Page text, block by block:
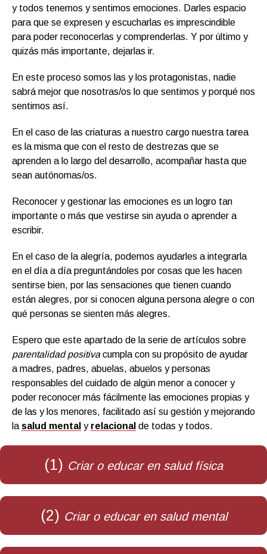
y todos tenemos y sentimos emociones. Darles espacio
para que se expresen y escucharlas es imprescindible
para poder reconocerlas y comprenderlas. Y por último y
quizás más importante, dejarlas ir.
En este proceso somos las y los protagonistas, nadie
sabrá mejor que nosotras/os lo que sentimos y porqué nos
sentimos así.
En el caso de las criaturas a nuestro cargo nuestra tarea
es la misma que con el resto de destrezas que se
aprenden a lo largo del desarrollo, acompañar hasta que
sean autónomas/os.
Reconocer y gestionar las emociones es un logro tan
importante o más que vestirse sin ayuda o aprender a
escribir.
En el caso de la alegría, podemos ayudarles a integrarla
en el día a día preguntándoles por cosas que les hacen
sentirse bien, por las sensaciones que tienen cuando
están alegres, por si conocen alguna persona alegre o con
qué personas se sienten más alegres.
Espero que este apartado de la serie de artículos sobre
parentalidad positivacumpla con su propósito de ayudar
a madres, padres, abuelas, abuelos y personas
responsables del cuidado de algún menor a conocer y
poder reconocer más fácilmente las emociones propias y
de las y los menores, facilitado así su gestión y mejorando
lasalud mental y relacional de todas y todos.
(1) Criar o educar en salud física
(2) Criar o educar en salud mental